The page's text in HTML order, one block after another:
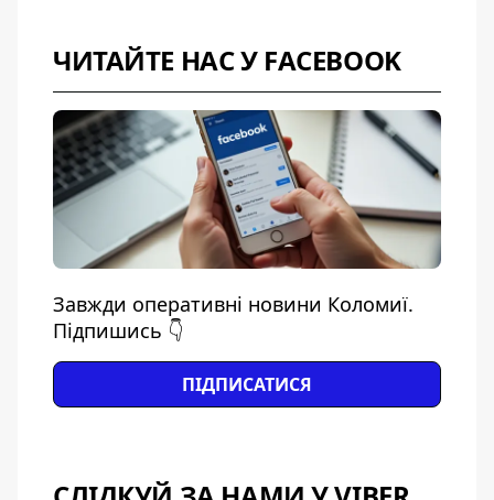
ЧИТАЙТЕ НАС У FACEBOOK
Завжди оперативні новини Коломиї.
Підпишись 👇
ПІДПИСАТИСЯ